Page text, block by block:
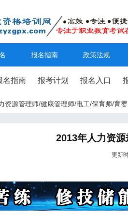
报名指南 政策法规
名指南 报考计划 报名入口
资源管理师/健康管理师/电工/保育师/育
2013年人力资
更新